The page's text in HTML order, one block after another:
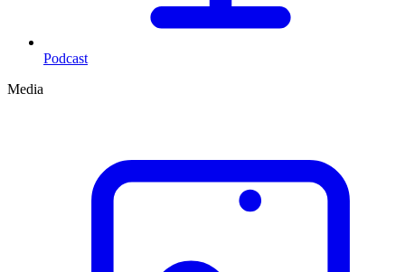
Podcast
Media